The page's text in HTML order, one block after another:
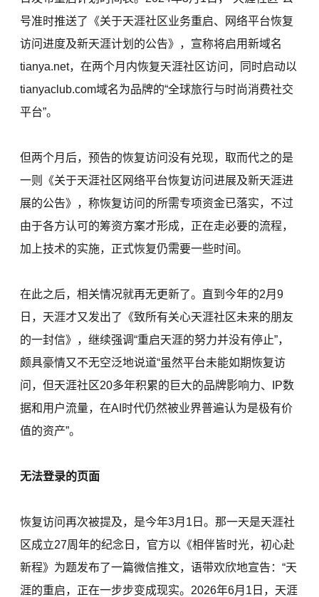
号准时推送了《关于天涯社区业务重启、网络平台恢复
访问进度及新天涯计划的公告》，宣称将启用新域名
tianya.net，在两个月内恢复天涯社区访问，同时启动以
tianyaclub.com域名为品牌的“全球旅行与时尚消费社交
平台”。
但两个月后，预告的恢复访问没有兑现，取而代之的是
一则《关于天涯社区网络平台恢复访问进展及新天涯进
展的公告》，称恢复访问的所需专项资金已落实，不过
由于各方认可的筹资方案才形成，正在走必要的流程，
加上技术的实施，正式恢复仍需要一些时间。
在此之后，相关情况就再无更新了。直到今年的2月9
日，天涯才又发出了《致所有关心天涯社区未来的朋友
的一封信》，继续强调“重启天涯的努力并没有停止”，
颇具豪情又不无空泛地说道“虽然平台未能如期恢复访
问，但天涯社区20多年积累的巨大的品牌影响力、IP数
据和用户流量，在AI时代仍然被业界普遍认为是极有价
值的资产”。
无法登录的页面
恢复访问再次被提及，是今年3月1日。那一天是天涯社
区成立27周年的纪念日，官方以《相伴皆时光，初心赴
新程》为题发布了一篇微信推文，语带欢欣地宣告：“天
涯的重启，正在一步步变成现实。2026年6月1日，天涯